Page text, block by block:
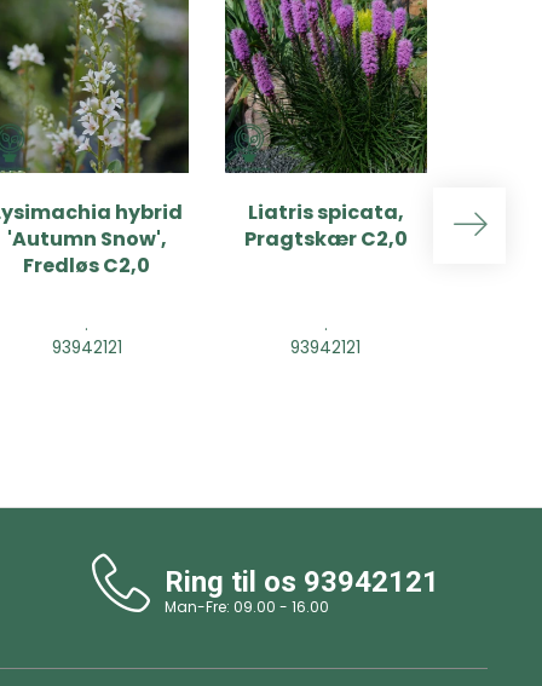
hybrid
'Autumn Snow',
Fredløs C2,0
.
93942121
Liatris spicata,
Pragtskær C2,0
.
93942121
Ring til os 93942121
Man-Fre: 09.00 - 16.00